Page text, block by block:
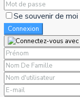
Se souvenir de moi
Connexion